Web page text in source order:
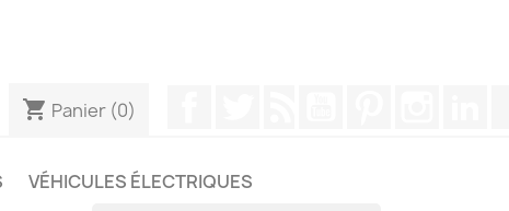
shopping_cart Panier (0)
VÉHICULES ÉLECTRIQUES